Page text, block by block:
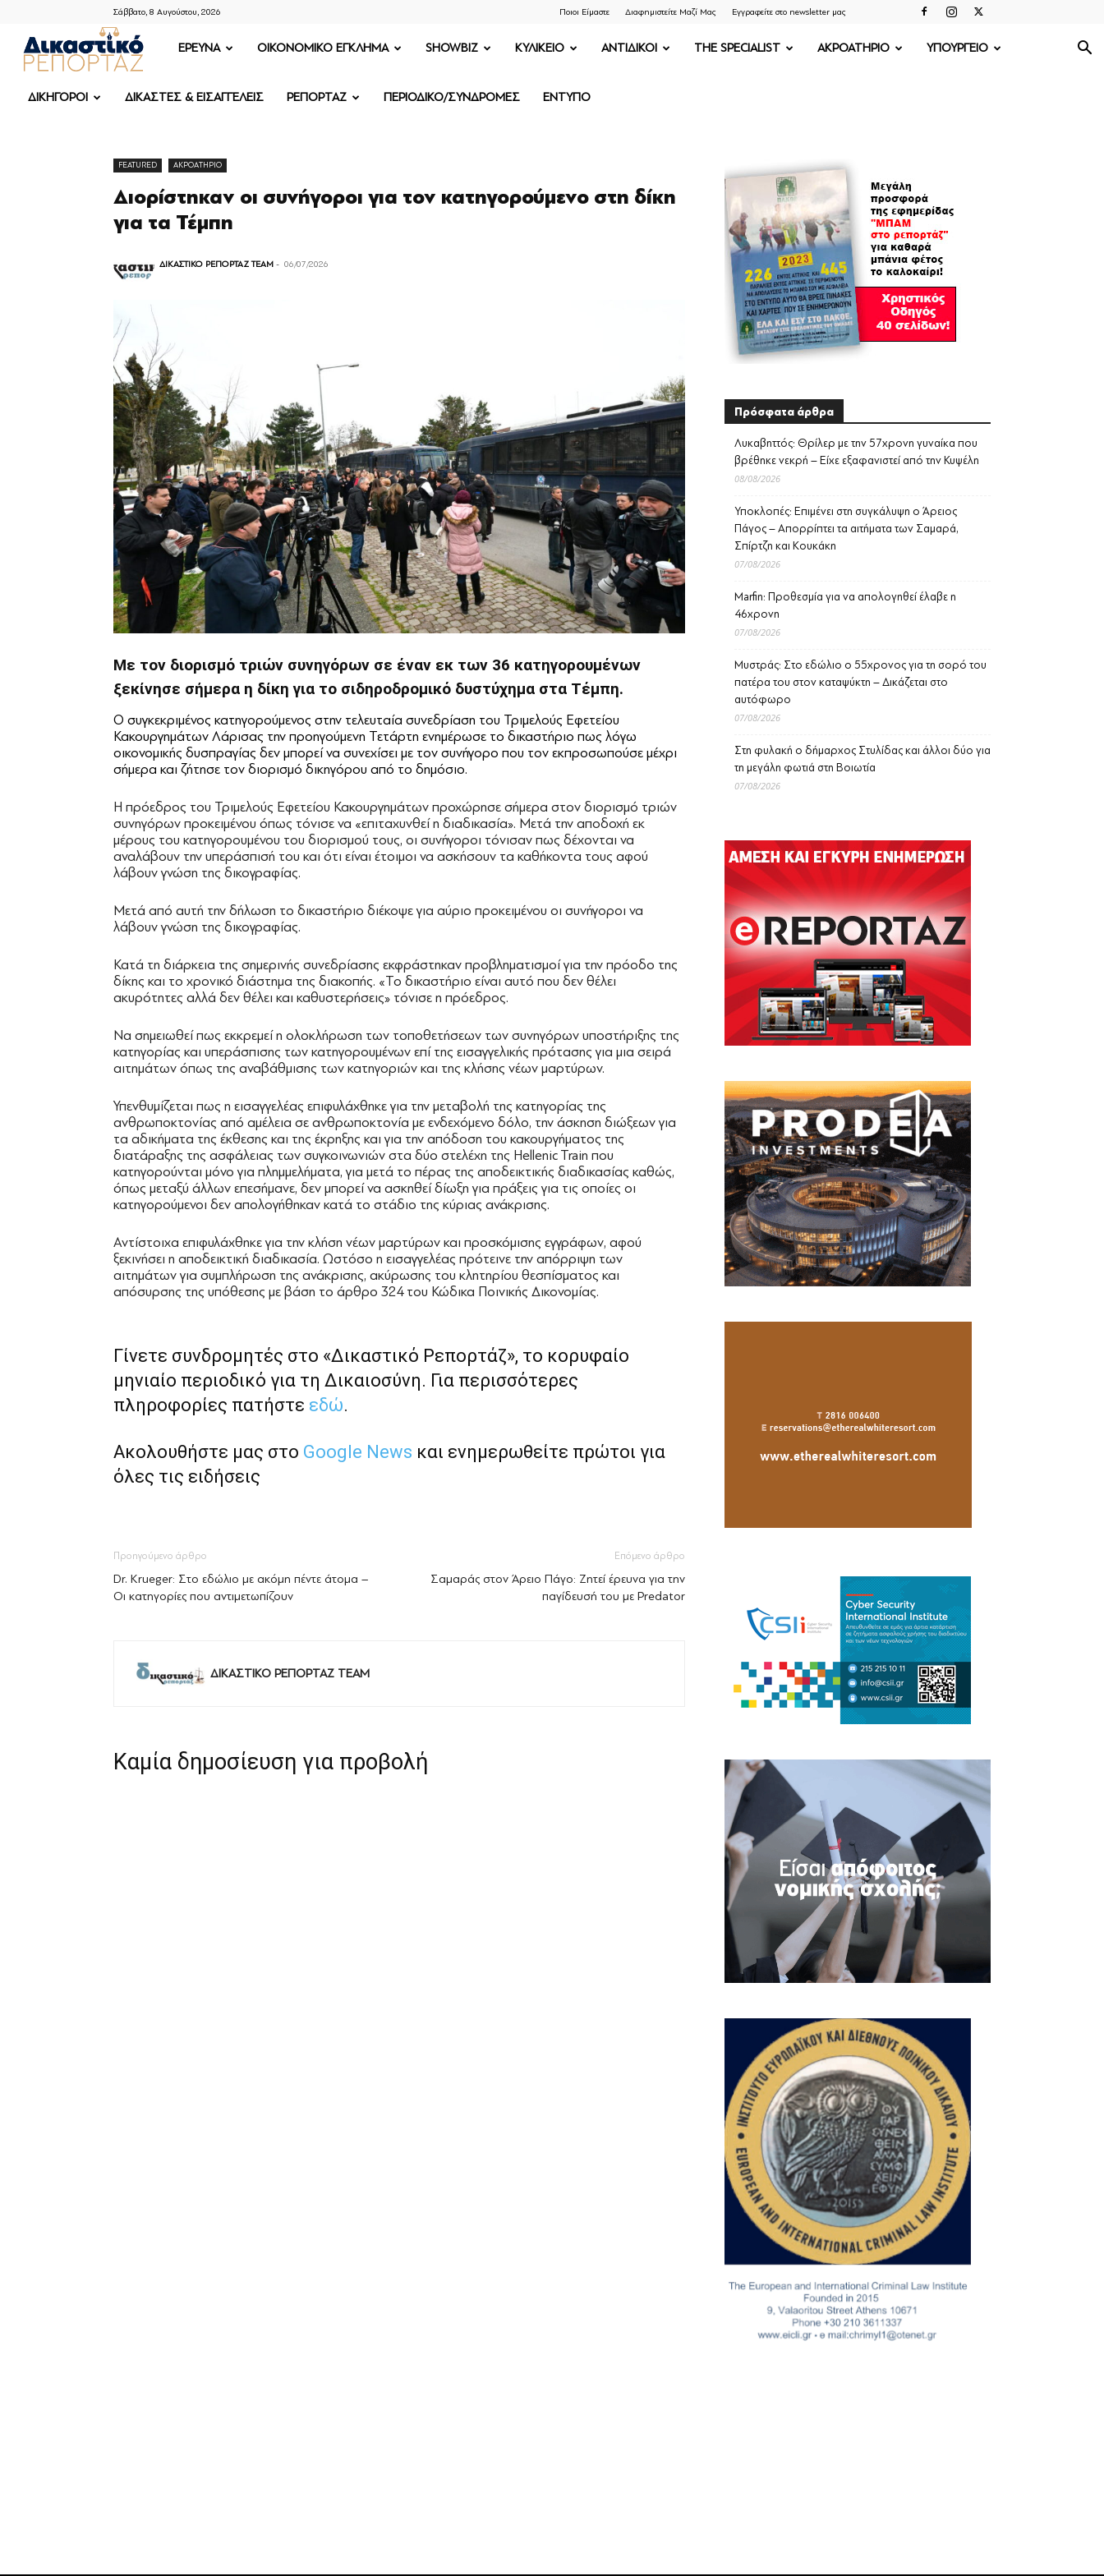
Σάββατο, 8 Αυγούστου, 2026 Ποιοι Είμαστε Διαφημιστείτε Μαζί Μας Εγγραφείτε στο newsletter μας
ΔΙΚΑΣΤΙΚΟ
ΡΕΠΟΡΤΑΖ
ΕΡΕΥΝΑ OIKONOMIKO ΕΓΚΛΗΜΑ SHOWBIZ ΚΥΛΙΚΕΙΟ ΑΝΤΙΔΙΚΟΙ THE SPECIALIST ΑΚΡΟΑΤΗΡΙΟ ΥΠΟΥΡΓΕΙΟ
ΔΙΚΗΓΟΡΟΙ ΔΙΚΑΣΤΕΣ & ΕΙΣΑΓΓΕΛΕΙΣ ΡΕΠΟΡΤΑΖ ΠΕΡΙΟΔΙΚΟ/ΣΥΝΔΡΟΜΕΣ ΕΝΤΥΠΟ
FEATURED ΑΚΡΟΑΤΗΡΙΟ
Διορίστηκαν οι συνήγοροι για τον κατηγορούμενο στη δίκη
για τα Τέμπη
ΔΙΚΑΣΤΙΚΟ ΡΕΠΟΡΤΑΖ TEAM - 06/07/2026
Με τον διορισμό τριών συνηγόρων σε έναν εκ των 36 κατηγορουμένων
ξεκίνησε σήμερα η δίκη για το σιδηροδρομικό δυστύχημα στα Τέμπη.
Ο συγκεκριμένος κατηγορούμενος στην τελευταία συνεδρίαση του Τριμελούς Εφετείου
Κακουργημάτων Λάρισας την προηγούμενη Τετάρτη ενημέρωσε το δικαστήριο πως λόγω
οικονομικής δυσπραγίας δεν μπορεί να συνεχίσει με τον συνήγορο που τον εκπροσωπούσε μέχρι
σήμερα και ζήτησε τον διορισμό δικηγόρου από το δημόσιο.
Η πρόεδρος του Τριμελούς Εφετείου Κακουργημάτων προχώρησε σήμερα στον διορισμό τριών
συνηγόρων προκειμένου όπως τόνισε να «επιταχυνθεί η διαδικασία». Μετά την αποδοχή εκ
μέρους του κατηγορουμένου του διορισμού τους, οι συνήγοροι τόνισαν πως δέχονται να
αναλάβουν την υπεράσπισή του και ότι είναι έτοιμοι να ασκήσουν τα καθήκοντα τους αφού
λάβουν γνώση της δικογραφίας.
Μετά από αυτή την δήλωση το δικαστήριο διέκοψε για αύριο προκειμένου οι συνήγοροι να
λάβουν γνώση της δικογραφίας.
Κατά τη διάρκεια της σημερινής συνεδρίασης εκφράστηκαν προβληματισμοί για την πρόοδο της
δίκης και το χρονικό διάστημα της διακοπής. «Το δικαστήριο είναι αυτό που δεν θέλει
ακυρότητες αλλά δεν θέλει και καθυστερήσεις» τόνισε η πρόεδρος.
Να σημειωθεί πως εκκρεμεί η ολοκλήρωση των τοποθετήσεων των συνηγόρων υποστήριξης της
κατηγορίας και υπεράσπισης των κατηγορουμένων επί της εισαγγελικής πρότασης για μια σειρά
αιτημάτων όπως της αναβάθμισης των κατηγοριών και της κλήσης νέων μαρτύρων.
Υπενθυμίζεται πως η εισαγγελέας επιφυλάχθηκε για την μεταβολή της κατηγορίας της
ανθρωποκτονίας από αμέλεια σε ανθρωποκτονία με ενδεχόμενο δόλο, την άσκηση διώξεων για
τα αδικήματα της έκθεσης και της έκρηξης και για την απόδοση του κακουργήματος της
διατάραξης της ασφάλειας των συγκοινωνιών στα δύο στελέχη της Hellenic Train που
κατηγορούνται μόνο για πλημμελήματα, για μετά το πέρας της αποδεικτικής διαδικασίας καθώς,
όπως μεταξύ άλλων επεσήμανε, δεν μπορεί να ασκηθεί δίωξη για πράξεις για τις οποίες οι
κατηγορούμενοι δεν απολογήθηκαν κατά το στάδιο της κύριας ανάκρισης.
Αντίστοιχα επιφυλάχθηκε για την κλήση νέων μαρτύρων και προσκόμισης εγγράφων, αφού
ξεκινήσει η αποδεικτική διαδικασία. Ωστόσο η εισαγγελέας πρότεινε την απόρριψη των
αιτημάτων για συμπλήρωση της ανάκρισης, ακύρωσης του κλητηρίου θεσπίσματος και
απόσυρσης της υπόθεσης με βάση το άρθρο 324 του Κώδικα Ποινικής Δικονομίας.
Γίνετε συνδρομητές στο «Δικαστικό Ρεπορτάζ», το κορυφαίο
μηνιαίο περιοδικό για τη Δικαιοσύνη. Για περισσότερες
πληροφορίες πατήστε εδώ.
Ακολουθήστε μας στο Google News και ενημερωθείτε πρώτοι για
όλες τις ειδήσεις
Προηγούμενο άρθρο
Dr. Krueger: Στο εδώλιο με ακόμη πέντε άτομα –
Οι κατηγορίες που αντιμετωπίζουν
Επόμενο άρθρο
Σαμαράς στον Άρειο Πάγο: Ζητεί έρευνα για την
παγίδευσή του με Predator
ΔΙΚΑΣΤΙΚΟ ΡΕΠΟΡΤΑΖ TEAM
Καμία δημοσίευση για προβολή
Πρόσφατα άρθρα
Λυκαβηττός: Θρίλερ με την 57χρονη γυναίκα που
βρέθηκε νεκρή – Είχε εξαφανιστεί από την Κυψέλη
08/08/2026
Υποκλοπές: Επιμένει στη συγκάλυψη ο Άρειος
Πάγος – Απορρίπτει τα αιτήματα των Σαμαρά,
Σπίρτζη και Κουκάκη
07/08/2026
Marfin: Προθεσμία για να απολογηθεί έλαβε η
46χρονη
07/08/2026
Μυστράς: Στο εδώλιο ο 55χρονος για τη σορό του
πατέρα του στον καταψύκτη – Δικάζεται στο
αυτόφωρο
07/08/2026
Στη φυλακή ο δήμαρχος Στυλίδας και άλλοι δύο για
τη μεγάλη φωτιά στη Βοιωτία
07/08/2026